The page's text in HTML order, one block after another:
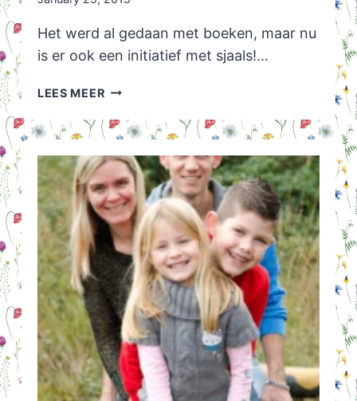
Het werd al gedaan met boeken, maar nu
is er ook een initiatief met sjaals!…
LEES MEERVERRASSINGSJAAL
ANONIEME
PROJECT